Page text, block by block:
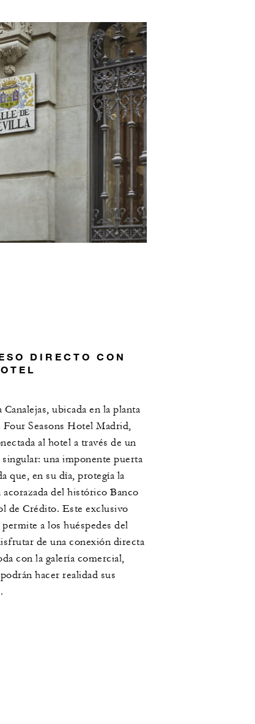
DIRECTO CON
Canalejas, ubicada en la planta
Four Seasons Hotel Madrid,
al hotel a través de un
singular: una imponente puerta
que, en su día, protegía la
acorazada del histórico Banco
de Crédito. Este exclusivo
permite a los huéspedes del
de una conexión directa
con la galería comercial,
hacer realidad sus